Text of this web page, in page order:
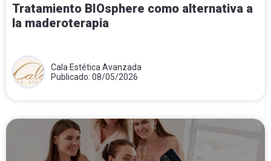
Tratamiento BIOsphere como alternativa a
la maderoterapia
Cala Estética Avanzada
Publicado: 08/05/2026